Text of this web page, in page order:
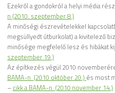
Ezekről a gondokról a helyi média
n (2010. szeptember 8.)
A minőségi észrevételekkel
megsüllyedt útburkolat) a kivitelező
minősége megfelelő lesz és hibákat
szeptember 19.)
Az építkezés végül 2010
BAMA-n (2010 október 20.) és most
– cikk a BAMA-n (2010 november 14.)